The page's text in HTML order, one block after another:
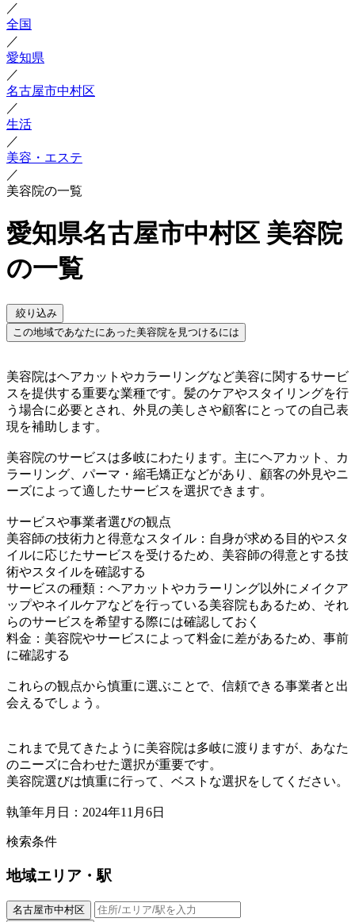
／
全国
／
愛知県
／
名古屋市中村区
／
生活
／
美容・エステ
／
美容院の一覧
愛知県名古屋市中村区 美容院
の一覧
絞り込み
この地域であなたにあった美容院を見つけるには
美容院はヘアカットやカラーリングなど美容に関するサービ
スを提供する重要な業種です。髪のケアやスタイリングを行
う場合に必要とされ、外見の美しさや顧客にとっての自己表
現を補助します。
美容院のサービスは多岐にわたります。主にヘアカット、カ
ラーリング、パーマ・縮毛矯正などがあり、顧客の外見やニ
ーズによって適したサービスを選択できます。
サービスや事業者選びの観点
美容師の技術力と得意なスタイル：自身が求める目的やスタ
イルに応じたサービスを受けるため、美容師の得意とする技
術やスタイルを確認する
サービスの種類：ヘアカットやカラーリング以外にメイクア
ップやネイルケアなどを行っている美容院もあるため、それ
らのサービスを希望する際には確認しておく
料金：美容院やサービスによって料金に差があるため、事前
に確認する
これらの観点から慎重に選ぶことで、信頼できる事業者と出
会えるでしょう。
これまで見てきたように美容院は多岐に渡りますが、あなた
のニーズに合わせた選択が重要です。
美容院選びは慎重に行って、ベストな選択をしてください。
執筆年月日：2024年11月6日
検索条件
地域エリア・駅
名古屋市中村区